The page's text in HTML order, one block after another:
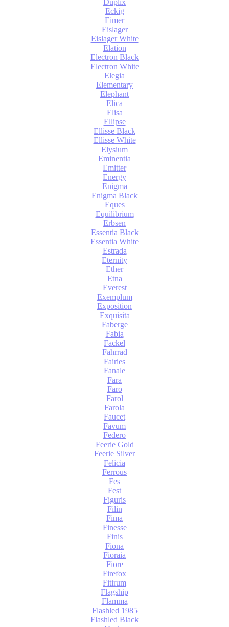
Eckig
Eimer
Eislager
Eislager White
Elation
Electron Black
Electron White
Elegia
Elementary
Elephant
Elica
Elisa
Ellipse
Ellisse Black
Ellisse White
Elysium
Eminentia
Emitter
Energy
Enigma
Enigma Black
Eques
Equilibrium
Erbsen
Essentia Black
Essentia White
Estrada
Eternity
Ether
Etna
Everest
Exemplum
Exposition
Exquisita
Faberge
Fabia
Fackel
Fahrrad
Fairies
Fanale
Fara
Faro
Farol
Farola
Faucet
Favum
Federo
Feerie Gold
Feerie Silver
Felicia
Ferrous
Fes
Fest
Figuris
Filin
Fima
Finesse
Finis
Fiona
Fioraia
Fiore
Firefox
Fitirum
Flagship
Flamma
Flashled 1985
Flashled Black